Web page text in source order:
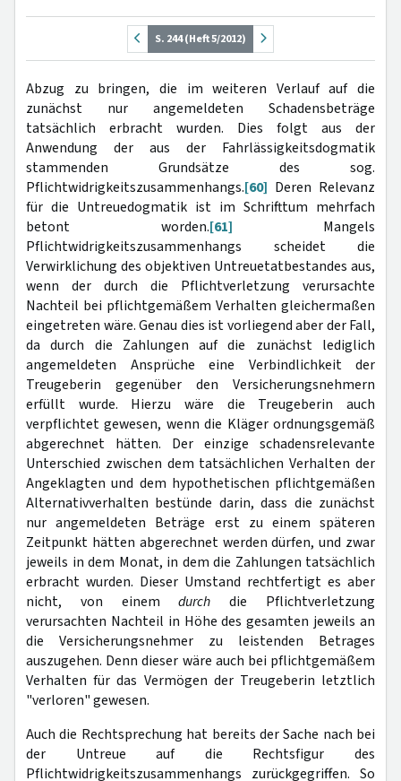
S. 244 (Heft 5/2012)
Abzug zu bringen, die im weiteren Verlauf auf die
zunächst nur angemeldeten Schadensbeträge
tatsächlich erbracht wurden. Dies folgt aus der
Anwendung der aus der Fahrlässigkeitsdogmatik
stammenden Grundsätze des sog.
Pflichtwidrigkeitszusammenhangs.[60] Deren Relevanz
für die Untreuedogmatik ist im Schrifttum mehrfach
betont worden.[61] Mangels
Pflichtwidrigkeitszusammenhangs scheidet die
Verwirklichung des objektiven Untreuetatbestandes aus,
wenn der durch die Pflichtverletzung verursachte
Nachteil bei pflichtgemäßem Verhalten gleichermaßen
eingetreten wäre. Genau dies ist vorliegend aber der Fall,
da durch die Zahlungen auf die zunächst lediglich
angemeldeten Ansprüche eine Verbindlichkeit der
Treugeberin gegenüber den Versicherungsnehmern
erfüllt wurde. Hierzu wäre die Treugeberin auch
verpflichtet gewesen, wenn die Kläger ordnungsgemäß
abgerechnet hätten. Der einzige schadensrelevante
Unterschied zwischen dem tatsächlichen Verhalten der
Angeklagten und dem hypothetischen pflichtgemäßen
Alternativverhalten bestünde darin, dass die zunächst
nur angemeldeten Beträge erst zu einem späteren
Zeitpunkt hätten abgerechnet werden dürfen, und zwar
jeweils in dem Monat, in dem die Zahlungen tatsächlich
erbracht wurden. Dieser Umstand rechtfertigt es aber
nicht, von einemdurch die Pflichtverletzung
verursachten Nachteil in Höhe des gesamten jeweils an
die Versicherungsnehmer zu leistenden Betrages
auszugehen. Denn dieser wäre auch bei pflichtgemäßem
Verhalten für das Vermögen der Treugeberin letztlich
"verloren" gewesen.
Auch die Rechtsprechung hat bereits der Sache nach bei
der Untreue auf die Rechtsfigur des
Pflichtwidrigkeitszusammenhangs zurückgegriffen. So